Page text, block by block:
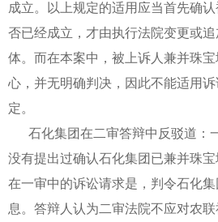
成立。以上规定的适用应当首先确
否已经成立，才由执行法院变更或
体。而在本案中，被上诉人兼并珠
心，并无明确判决，因此不能适用
定。
石化集团在二审答辩中反驳道：
没有提出过确认石化集团已兼并珠
在一审中的诉讼请求是，判令石化
息。答辩人认为二审法院不应对农